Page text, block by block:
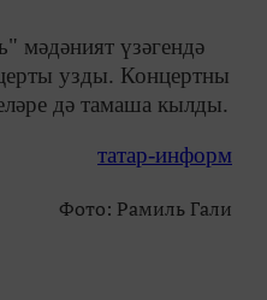
мәдәният үзәгендә
узды. Концертны
дә тамаша кылды.
татар-информ
Фото: Рамиль Гали